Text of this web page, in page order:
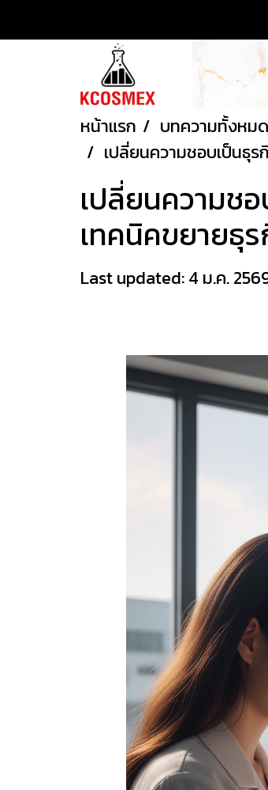
หน้าแรก บทความทั้งหมด
เปลี่ยนความชอบเป็นธุ
เปลี่ยนความช
เทคนิคขยายธุ
Last updated: 4 ม.ค.